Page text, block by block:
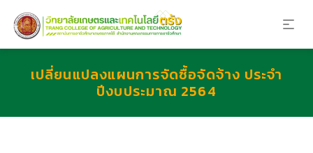
เปลี่ยนแปลงแผนการจัดซื้อจัดจ้าง ประจำ
ปีงบประมาณ 2564